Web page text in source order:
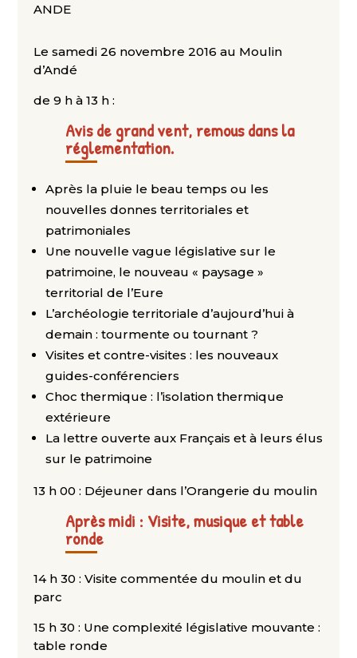
ANDE
Le samedi 26 novembre 2016 au Moulin
d’Andé
de 9 h à 13 h :
Avis de grand vent, remous dans la
réglementation.
Après la pluie le beau temps ou les
nouvelles donnes territoriales et
patrimoniales
Une nouvelle vague législative sur le
patrimoine, le nouveau « paysage »
territorial de l’Eure
L’archéologie territoriale d’aujourd’hui à
demain : tourmente ou tournant ?
Visites et contre-visites : les nouveaux
guides-conférenciers
Choc thermique : l’isolation thermique
extérieure
La lettre ouverte aux Français et à leurs élus
sur le patrimoine
13 h 00 : Déjeuner dans l’Orangerie du moulin
Après midi : Visite, musique et table
ronde
14 h 30 : Visite commentée du moulin et du
parc
15 h 30 : Une complexité législative mouvante :
table ronde